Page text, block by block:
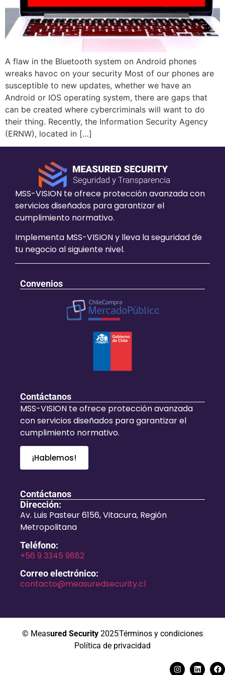
A flaw in the Bluetooth system on Android phones
wreaks havoc on your security Most of our phones are
susceptible to new updates, whether we have an
Android or IOS operating system, there are gaps that
can be created where cybercriminals will want to do
their thing. Recently, the Information Security Agency
(ERNW), located in […]
MSS-VISION te ofrece protección avanzada con
servicios diseñados para garantizar el
cumplimiento normativo.
Implementa MSS-VISION y lleva la seguridad de
tu negocio al siguiente nivel.
Convenios
Contáctanos
MSS-VISION te ofrece protección avanzada
con servicios diseñados para garantizar el
cumplimiento normativo.
¡Hablemos!
Contáctanos
Dirección:
Av. Luis Pasteur 6156, Vitacura, Región
Metropolitana
Teléfono:
+56 9 3345 9882
Correo electrónico:
contacto@measuredsecurity.cl
© Measured Security2025Términos y condiciones
Política de privacidad